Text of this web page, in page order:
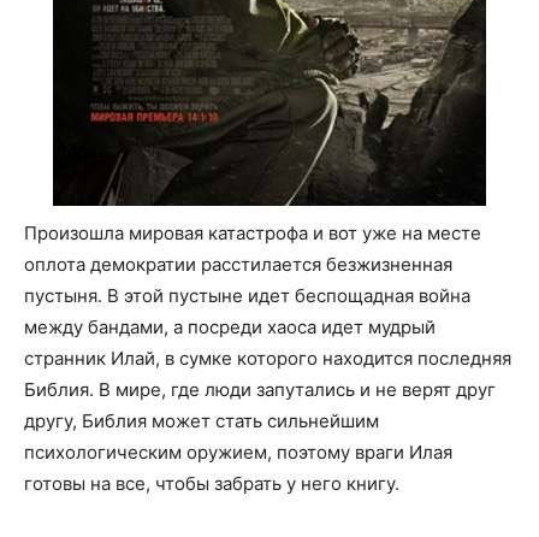
Произошла мировая катастрофа и вот уже на месте
оплота демократии расстилается безжизненная
пустыня. В этой пустыне идет беспощадная война
между бандами, а посреди хаоса идет мудрый
странник Илай, в сумке которого находится последняя
Библия. В мире, где люди запутались и не верят друг
другу, Библия может стать сильнейшим
психологическим оружием, поэтому враги Илая
готовы на все, чтобы забрать у него книгу.